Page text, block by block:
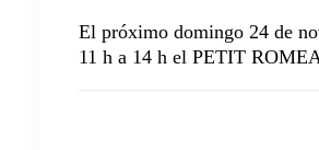
El próximo domingo 24 de
11 h a 14 h el PETIT